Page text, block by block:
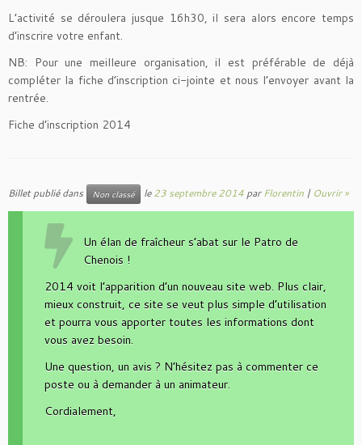
L’activité se déroulera jusque 16h30, il sera alors encore temps
d’inscrire votre enfant.
NB: Pour une meilleure organisation, il est préférable de déjà
compléter la fiche d’inscription ci-jointe et nous l’envoyer avant la
rentrée.
Fiche d’inscription 2014
Billet publié dans Non classé le23 septembre 2014 parFlorentin | Ouvrir »
Un élan de fraîcheur s’abat sur le Patro de
Chenois !
2014 voit l’apparition d’un nouveau site web. Plus clair,
mieux construit, ce site se veut plus simple d’utilisation
et pourra vous apporter toutes les informations dont
vous avez besoin.
Une question, un avis ? N’hésitez pas à commenter ce
poste ou à demander à un animateur.
Cordialement,